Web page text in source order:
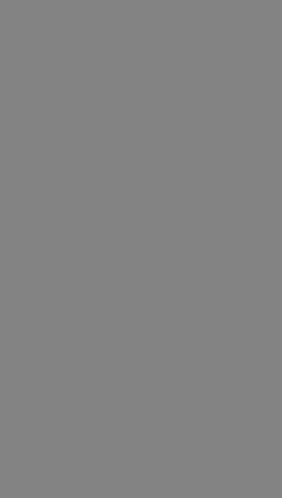
Performance-Cookies sammeln
können nicht verwendet werden, um einen